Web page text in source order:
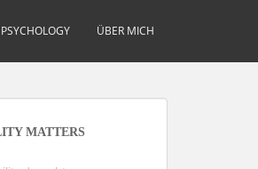
ÜBER MICH
MATTERS